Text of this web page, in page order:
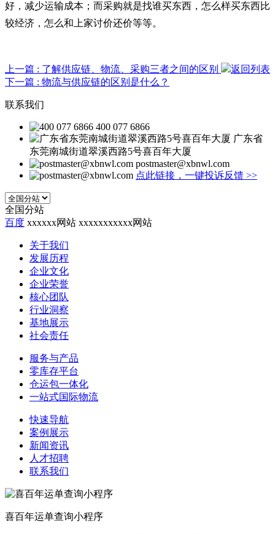
好，减少运输成本；而采购就是找谁买东西，怎么样买东西比
较经济，怎么和上家讨价还价等等。
上一篇 : 了解供应链、物流、采购三者之间的区别
返回列表
下一篇 : 物流与供应链的区别是什么？
联系我们
400 077 6866
广东省
东莞南城街道翠溪西路5号喜百年大厦
postmaster@xbnwl.com
点此链接，一键投诉反馈 >>
全国分站
百度 xxxxxx网站 xxxxxxxxxxx网站
关于我们
发展历程
企业文化
企业荣誉
核心团队
行业洞察
基地展示
社会责任
服务与产品
零库存平台
仓运包一体化
一站式国际物流
快速导航
案例展示
新闻资讯
人才招聘
联系我们
喜百年运单查询小程序